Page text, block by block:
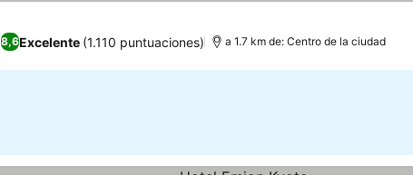
8,6Excelente (1.110 puntuaciones) a 1.7 km de: Centro de la ciudad